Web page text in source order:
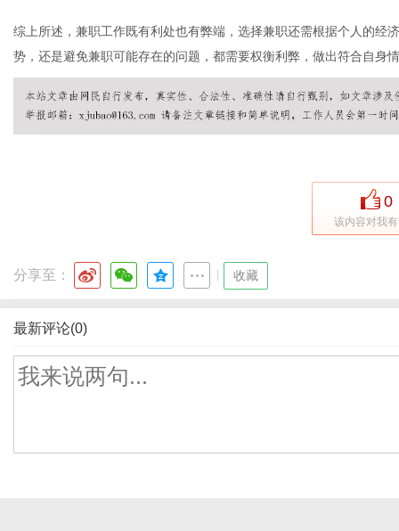
综上所述，兼职工作既有利处也有弊端，选择兼职还需根据个人的经
势，还是避免兼职可能存在的问题，都需要权衡利弊，做出符合自身
0
该内容对我
分享至： 收藏
最新评论(0)